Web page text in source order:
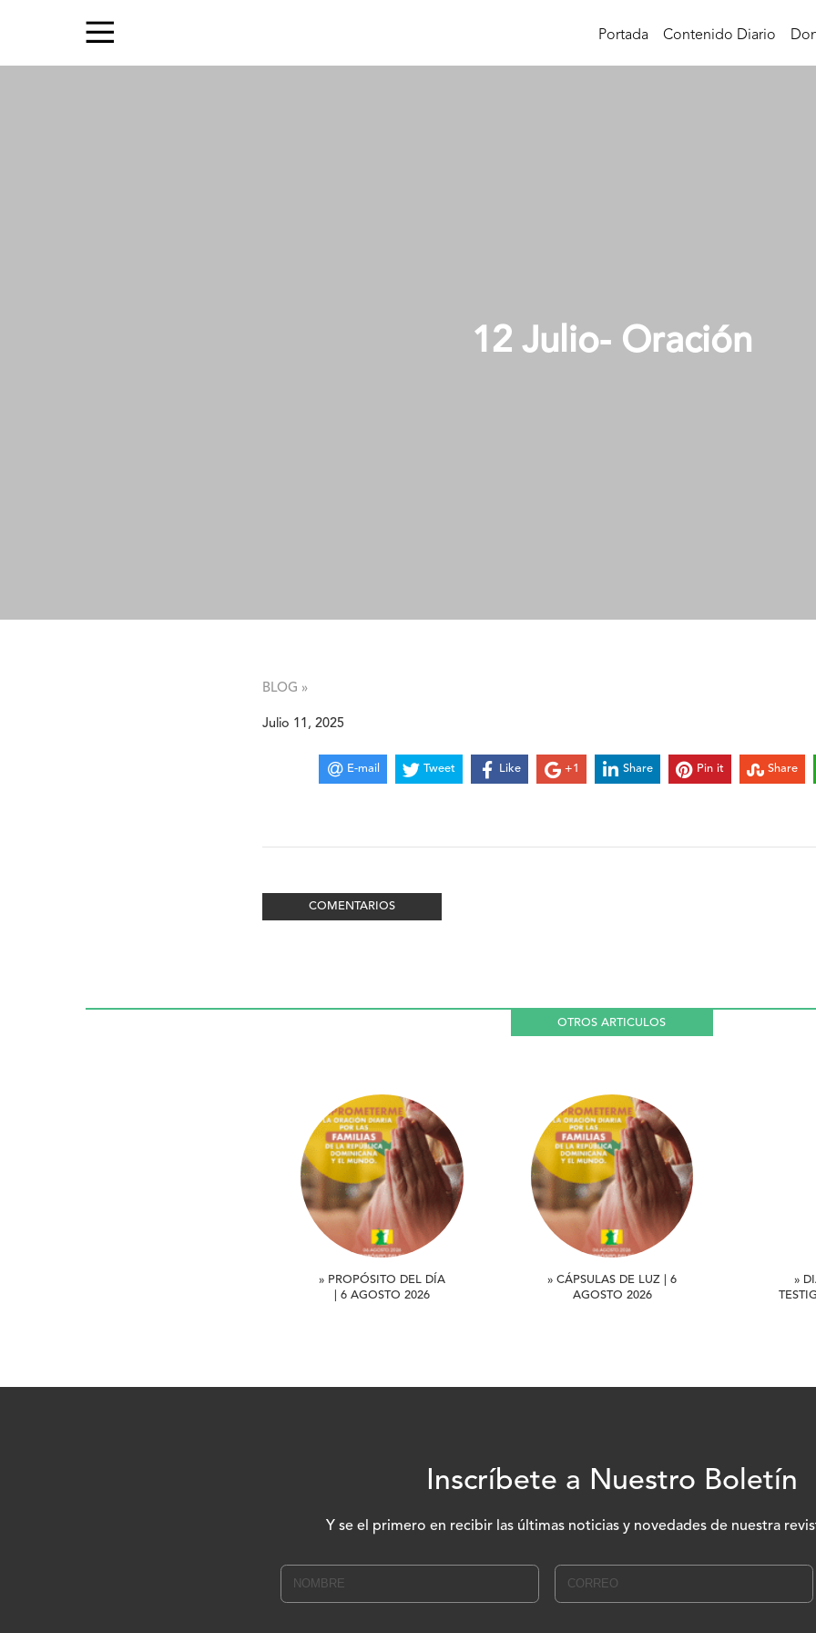
Portada Contenido Diario
12 Julio- Oración
BLOG »
Julio 11, 2025
E-mail Tweet Like +1 Share Pin it Share
COMENTARIOS
OTROS ARTICULOS
» PROPÓSITO DEL DÍA
| 6 AGOSTO 2026
» CÁPSULAS DE LUZ | 6
AGOSTO 2026
»
Inscríbete a Nuestro Boletín
Y se el primero en recibir las últimas noticias y novedades de nuestra